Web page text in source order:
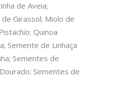
de Aveia;
Girassol; Miolo de
Quinoa
Semente de Linhaça
Sementes de
Sementes de